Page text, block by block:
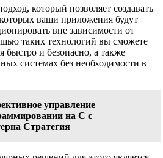
который позволяет создавать
ваши приложения будут
вне зависимости от
таких технологий вы сможете
быстро и безопасно, а также
системах без необходимости в
управление
на C с
Стратегия